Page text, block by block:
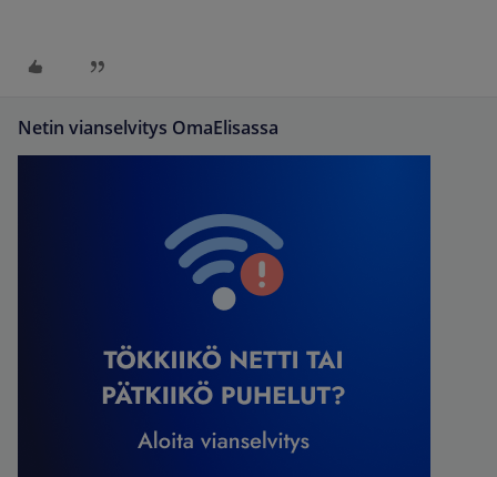
Netin vianselvitys OmaElisassa